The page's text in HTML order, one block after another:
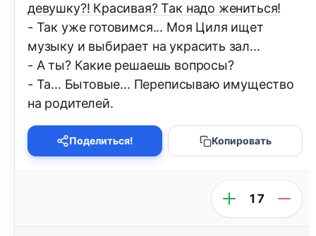
девушку?! Красивая? Так надо жениться!
- Так уже готовимся... Моя Циля ищет
музыку и выбирает на украсить зал...
- А ты? Какие решаешь вопросы?
- Та... Бытовые... Переписываю имущество
на родителей.
Поделиться! Копировать
17